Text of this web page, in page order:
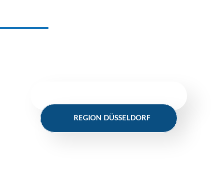
REGION DÜSSELDORF